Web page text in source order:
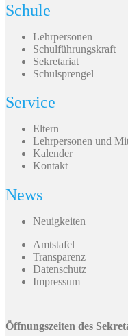
Schule
Lehrpersonen
Schulführungskraft
Sekretariat
Schulsprengel
Service
Eltern
Lehrpersonen und
Kalender
Kontakt
News
Neuigkeiten
Amtstafel
Transparenz
Datenschutz
Impressum
Öffnungszeiten des